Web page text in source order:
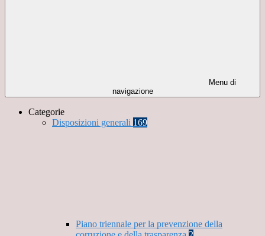
Menu di
navigazione
Categorie
Disposizioni generali 169
Piano triennale per la prevenzione della